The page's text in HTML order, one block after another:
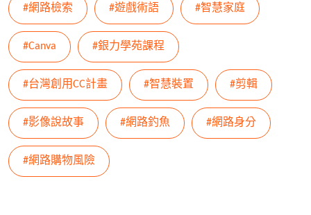
#網路檢索 #遊戲術語 #智慧家庭
#Canva #銀力學苑課程
#台灣創用CC計畫 #智慧裝置 #剪輯
#影像說故事 #網路釣魚 #網路身分
#網路購物風險